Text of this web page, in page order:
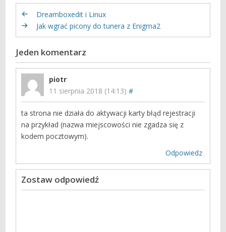
bazują na włoskich
aktualizacjach
Vhannibal, ponadto
kanały iptv oraz
webcamy
zaczerpnięte od
azmana, endriu,
zvirka, predr@ga,
fadela, ciefpa,
fullkilera,…
Dreamboxedit i Linux
Jak wgrać picony do tunera z Enigma2
Jeden komentarz
piotr
11 sierpnia 2018 (14:13) #
ta strona nie działa do aktywacji karty błąd rejestracji
na przykład (nazwa miejscowości nie zgadza się z
kodem pocztowym).
Odpowiedz
Zostaw odpowiedź